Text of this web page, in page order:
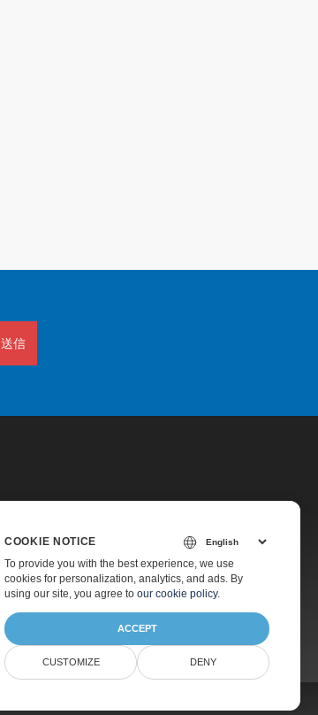
送信
価格
有料サポート
会社情報
COOKIE NOTICE
To provide you with the best experience, we use
cookies for personalization, analytics, and ads. By
using our site, you agree to our cookie policy.
ACCEPT
CUSTOMIZE DENY